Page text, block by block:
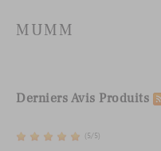
MUMM
Derniers Avis Produits
(5/5)